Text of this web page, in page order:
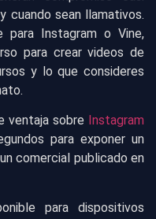
cuando sean llamativos.
Instagram o Vine,
para crear videos de
y lo que consideres
ventaja sobre Instagram
para exponer un
comercial publicado en
para dispositivos